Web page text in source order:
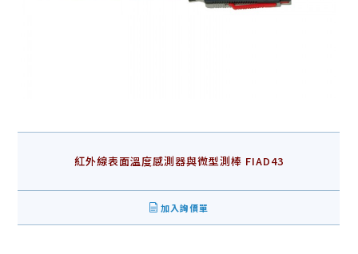
紅外線表面溫度感測器與微型測棒 FIAD43
加入詢價單